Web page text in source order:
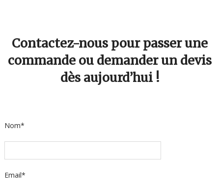
Contactez-nous pour passer une
commande ou demander un devis
dès aujourd’hui !
Nom*
Email*